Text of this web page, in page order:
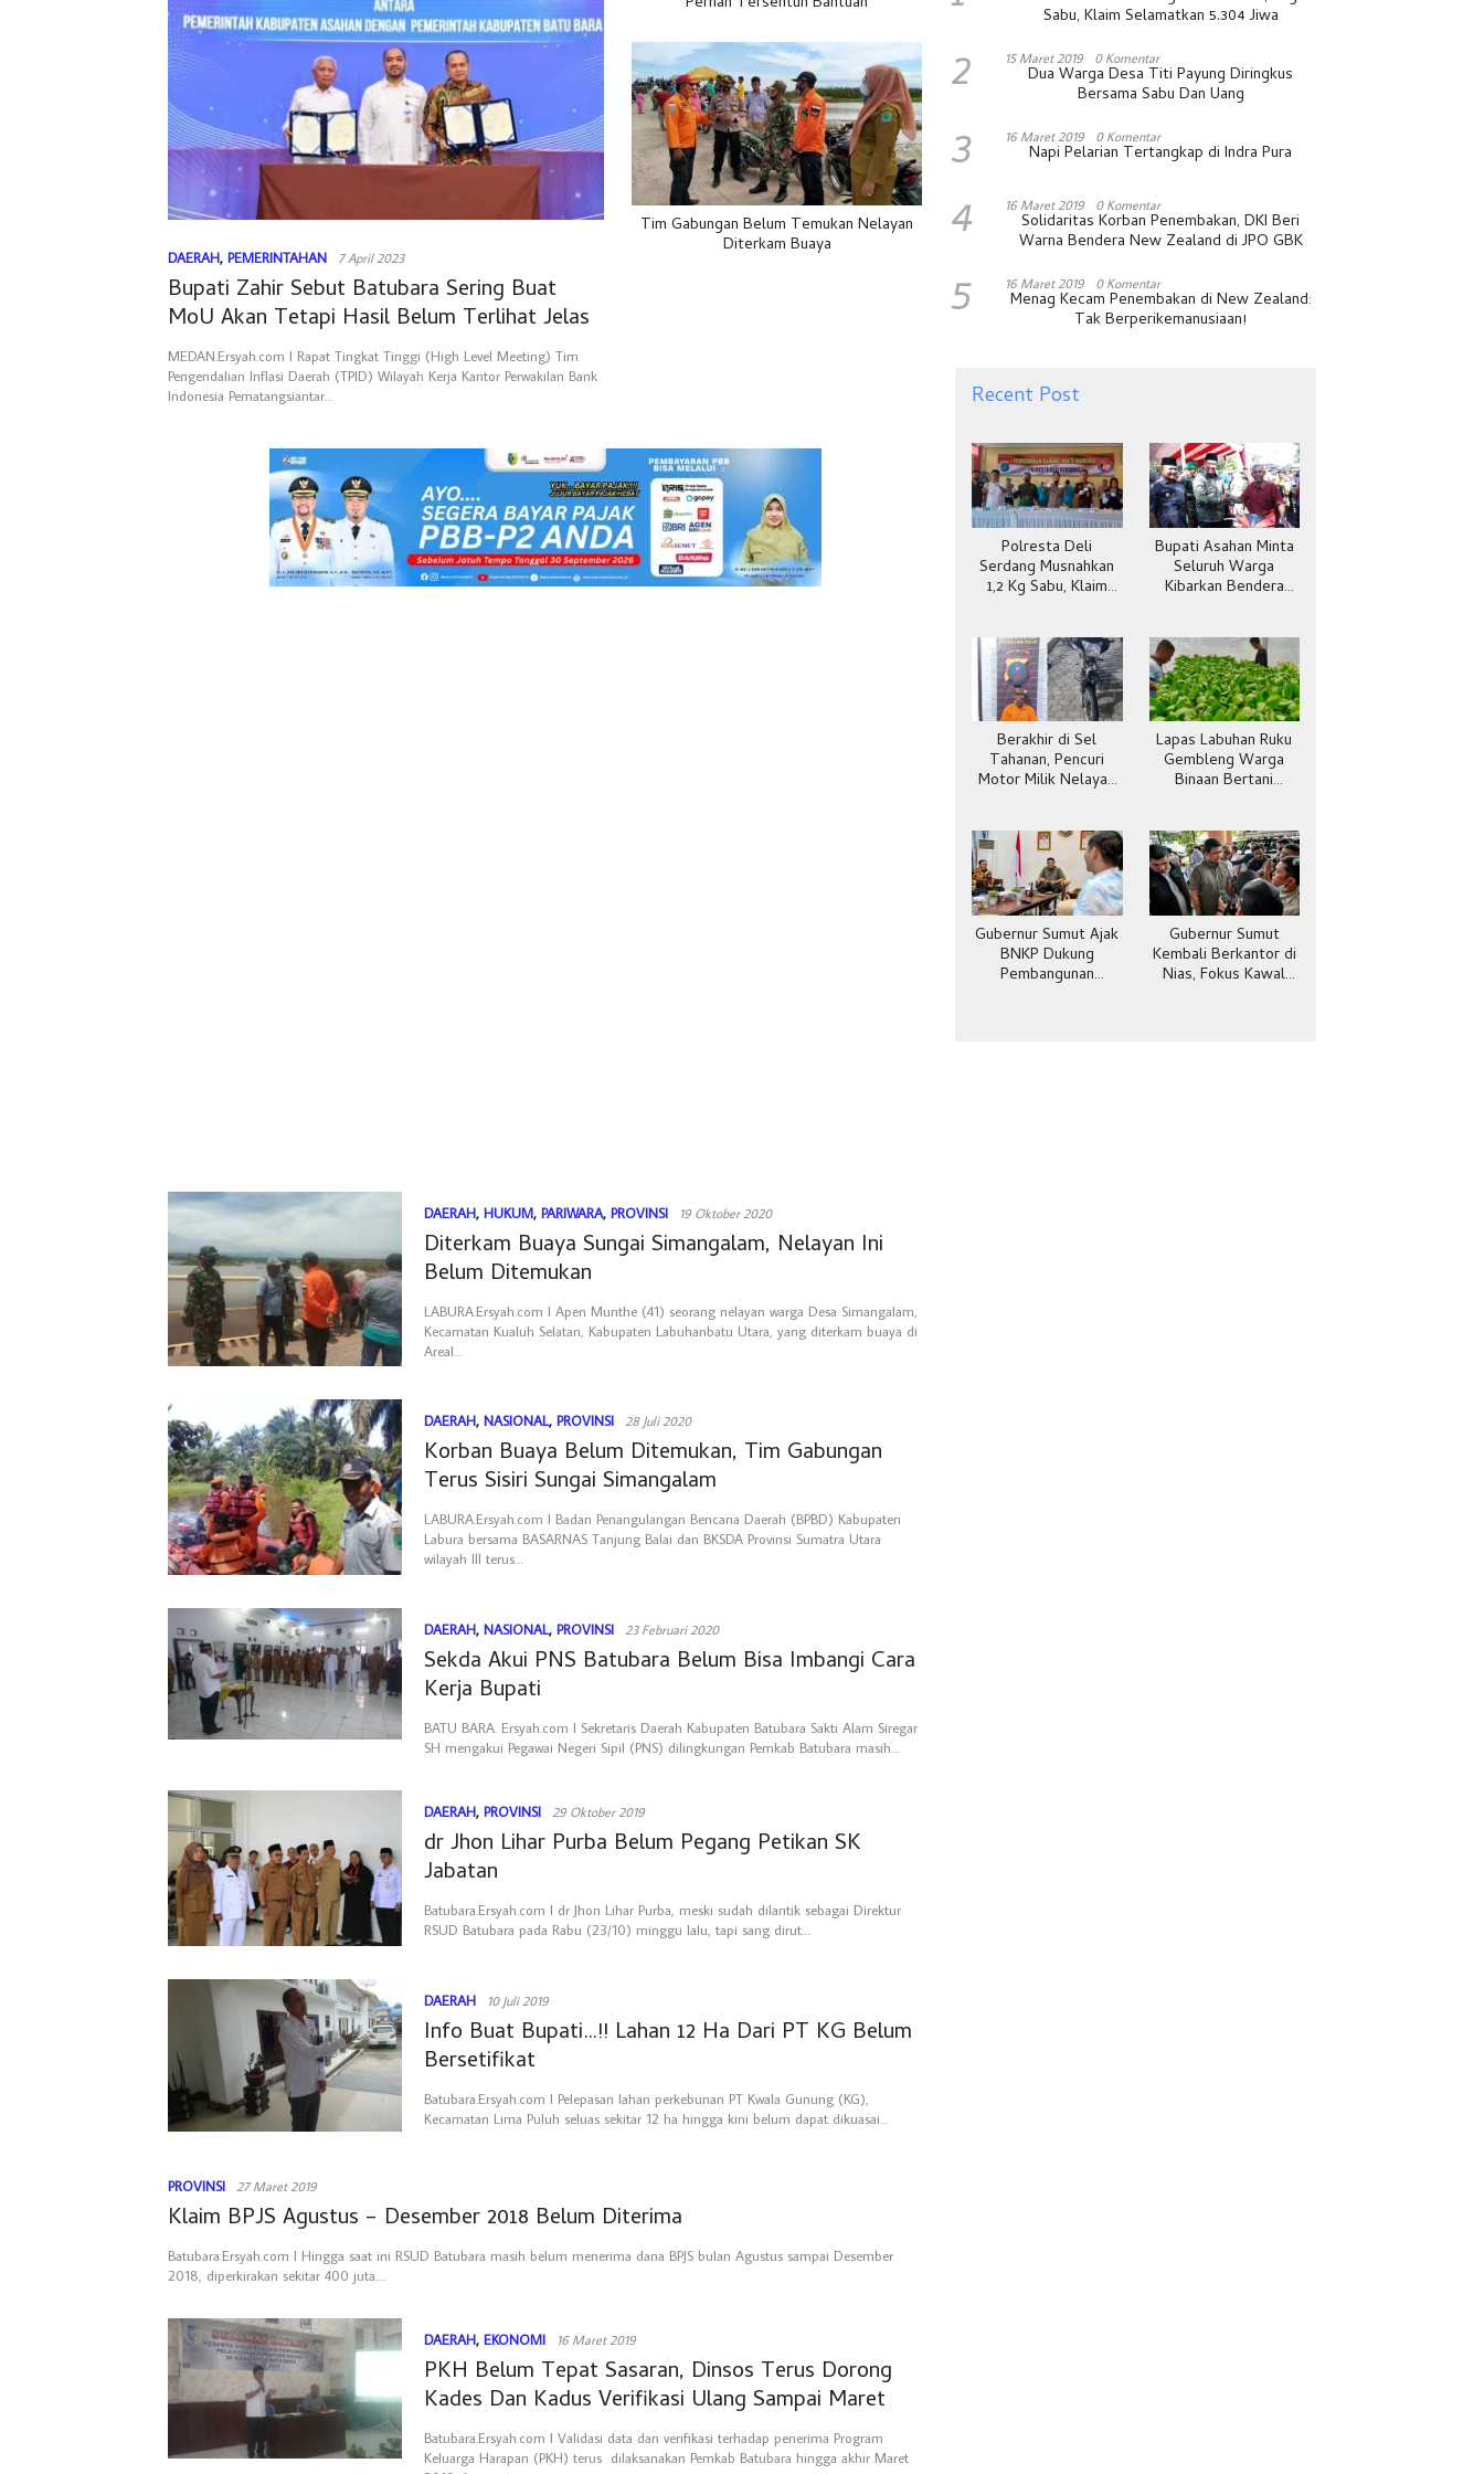
DAERAH, PEMERINTAHAN 7 April 2023
Bupati Zahir Sebut Batubara Sering Buat
MoU Akan Tetapi Hasil Belum Terlihat Jelas
MEDAN.Ersyah.com l Rapat Tingkat Tinggi (High Level Meeting) Tim
Pengendalian Inflasi Daerah (TPID) Wilayah Kerja Kantor Perwakilan Bank
Indonesia Pematangsiantar…
Tim Gabungan Belum Temukan Nelayan
Diterkam Buaya
DAERAH, HUKUM, PARIWARA, PROVINSI 19 Oktober 2020
Diterkam Buaya Sungai Simangalam, Nelayan Ini
Belum Ditemukan
LABURA.Ersyah.com l Apen Munthe (41) seorang nelayan warga Desa Simangalam,
Kecamatan Kualuh Selatan, Kabupaten Labuhanbatu Utara, yang diterkam buaya di
Areal…
DAERAH, NASIONAL, PROVINSI 28 Juli 2020
Korban Buaya Belum Ditemukan, Tim Gabungan
Terus Sisiri Sungai Simangalam
LABURA.Ersyah.com l Badan Penangulangan Bencana Daerah (BPBD) Kabupaten
Labura bersama BASARNAS Tanjung Balai dan BKSDA Provinsi Sumatra Utara
wilayah lll terus…
DAERAH, NASIONAL, PROVINSI 23 Februari 2020
Sekda Akui PNS Batubara Belum Bisa Imbangi Cara
Kerja Bupati
BATU BARA. Ersyah.com l Sekretaris Daerah Kabupaten Batubara Sakti Alam Siregar
SH mengakui Pegawai Negeri Sipil (PNS) dilingkungan Pemkab Batubara masih…
DAERAH, PROVINSI 29 Oktober 2019
dr Jhon Lihar Purba Belum Pegang Petikan SK
Jabatan
Batubara.Ersyah.com l dr Jhon Lihar Purba, meski sudah dilantik sebagai Direktur
RSUD Batubara pada Rabu (23/10) minggu lalu, tapi sang dirut…
DAERAH 10 Juli 2019
Info Buat Bupati…!! Lahan 12 Ha Dari PT KG Belum
Bersetifikat
Batubara.Ersyah.com l Pelepasan lahan perkebunan PT Kwala Gunung (KG),
Kecamatan Lima Puluh seluas sekitar 12 ha hingga kini belum dapat dikuasai…
PROVINSI 27 Maret 2019
Klaim BPJS Agustus – Desember 2018 Belum Diterima
Batubara.Ersyah.com l Hingga saat ini RSUD Batubara masih belum menerima dana BPJS bulan Agustus sampai Desember
2018, diperkirakan sekitar 400 juta….
DAERAH, EKONOMI 16 Maret 2019
PKH Belum Tepat Sasaran, Dinsos Terus Dorong
Kades Dan Kadus Verifikasi Ulang Sampai Maret
Batubara.Ersyah.com l Validasi data dan verifikasi terhadap penerima Program
Keluarga Harapan (PKH) terus dilaksanakan Pemkab Batubara hingga akhir Maret
Sabu, Klaim Selamatkan 5.304 Jiwa
2 15 Maret 2019 0 Komentar
Dua Warga Desa Titi Payung Diringkus
Bersama Sabu Dan Uang
3 16 Maret 2019 0 Komentar
Napi Pelarian Tertangkap di Indra Pura
4 16 Maret 2019 0 Komentar
Solidaritas Korban Penembakan, DKI Beri
Warna Bendera New Zealand di JPO GBK
5 16 Maret 2019 0 Komentar
Menag Kecam Penembakan di New Zealand:
Tak Berperikemanusiaan!
Recent Post
Polresta Deli
Serdang Musnahkan
1,2 Kg Sabu, Klaim
Bupati Asahan Minta
Seluruh Warga
Kibarkan Bendera
Berakhir di Sel
Tahanan, Pencuri
Motor Milik Nelayan
Lapas Labuhan Ruku
Gembleng Warga
Binaan Bertani
Gubernur Sumut Ajak
BNKP Dukung
Pembangunan
Gubernur Sumut
Kembali Berkantor di
Nias, Fokus Kawal